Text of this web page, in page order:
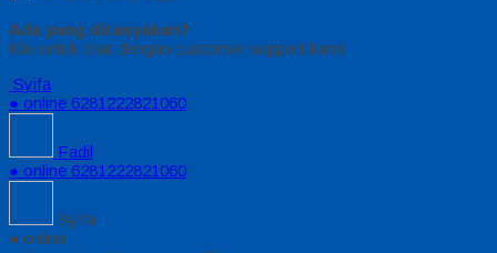
Ada yang ditanyakan?
Klik untuk chat dengan customer support kami
Syifa
● online 6281222821060
Fadil
● online 6281222821060
Syifa
● online